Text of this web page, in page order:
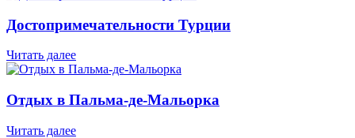
Достопримечательности Турции
Читать далее
Отдых в Пальма-де-Мальорка
Читать далее